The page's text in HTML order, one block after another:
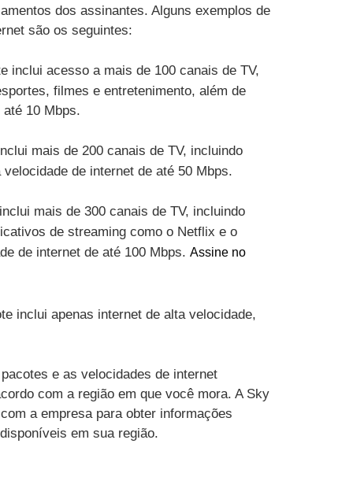
dos assinantes. Alguns exemplos de
são os seguintes:
inclui acesso a mais de 100 canais de TV,
filmes e entretenimento, além de
10 Mbps.
mais de 200 canais de TV, incluindo
de internet de até 50 Mbps.
mais de 300 canais de TV, incluindo
de streaming como o Netflix e o
de internet de até 100 Mbps. Assine no
inclui apenas internet de alta velocidade,
e as velocidades de internet
com a região em que você mora. A Sky
a empresa para obter informações
em sua região.